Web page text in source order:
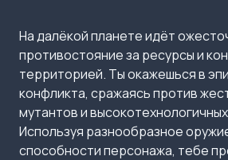
На далёкой планете идёт
противостояние за ресурсы и
территорией. Ты окажешься в
конфликта, сражаясь против
мутантов и
Используя разнообразное
способности персонажа, тебе